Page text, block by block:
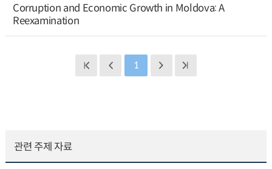
Corruption and Economic Growth in Moldova: A
Reexamination
1
관련 주제 자료